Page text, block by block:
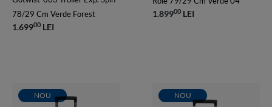
78/29 Cm Verde Forest
1.69900 LEI
1.89900 LEI
NOU NOU